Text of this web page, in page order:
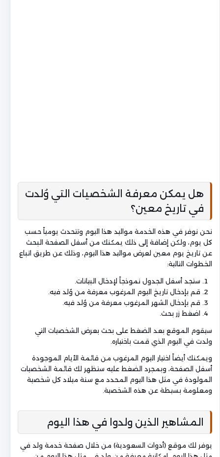
هل يمكن معرفة الشخصيات التي وُلدت
في تاريخ معين؟
نحن نوفر في هذه الخدمة مواليد هذا اليوم وتتحدث يومياً حسب
كل يوم، ولكن إضافة إلى ذلك يمكنك من أسفل الصفحة البحث
عن تاريخ يوم معين لعرض مواليد هذا اليوم، وذلك عن طريق اتباع
الخطوات التالية:
ستجد أسفل الجدول نموذجاً لإدخال البيانات.
قم بإدخال تاريخ اليوم المرغوب معرفة من وُلد فيه.
قم بإدخال الشهر المرغوب معرفة من وُلد فيه.
اضغط زر بحث.
سيقوم الموقع بعد الضغط على بحث بعرض الشخصيات التي
ولدت في اليوم الذي قمت باختياره.
ويمكنك أيضاً اختيار اليوم المرغوب من قائمة الأيام الموجودة
أسفل الصفحة، وبمجرد الضغط عليه ستظهر لك قائمة الشخصيات
المولودة في مثل هذا اليوم المحدد مع سنة ميلاد كل شخصية
ومعلومة بسيطة عن هذه الشخصية.
المشاهير الذين ولدوا في هذا اليوم
يوفر لك موقع (أدوات السعودية) من خلال صفحة خدمة ولد في